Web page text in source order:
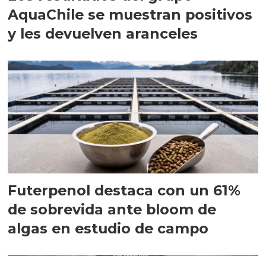
AquaChile se muestran positivos
y les devuelven aranceles
Futerpenol destaca con un 61%
de sobrevida ante bloom de
algas en estudio de campo